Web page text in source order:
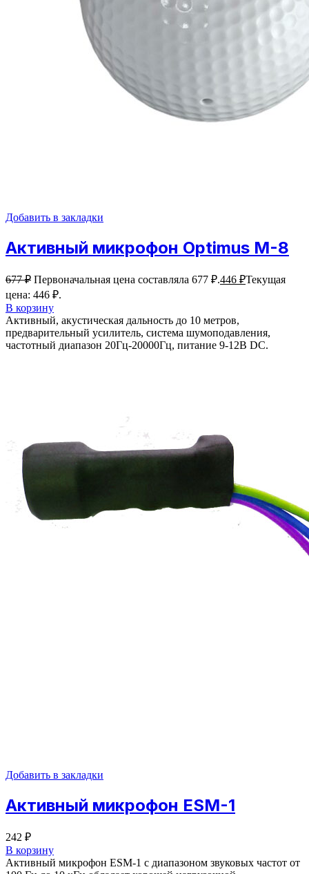
Добавить в закладки
Активный микрофон Optimus M-8
677₽ Первоначальная цена составляла 677 ₽.446 ₽Текущая
цена: 446 ₽.
В корзину
Активный, акустическая дальность до 10 метров,
предварительный усилитель, система шумоподавления,
частотный диапазон 20Гц-20000Гц, питание 9-12В DC.
Добавить в закладки
Активный микрофон ESM-1
242 ₽
В корзину
Активный микрофон ESM-1 с диапазоном звуковых частот от